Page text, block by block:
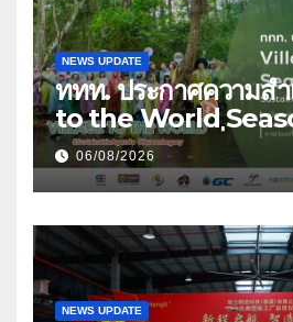
NEWS UPDATE
ททท. ประกาศความส
to the World
พันธมิตร ขับเคลื่อน
สืบสานพระราชปณิธา
การท่องเที่ยวไทยอย่า
06/08/2026
NEWS UPDATE